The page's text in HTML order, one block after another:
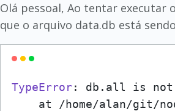
Olá pessoal, Ao tentar executar
que o arquivo data.db está
TypeError: db. all is not
at /home/alan/git/